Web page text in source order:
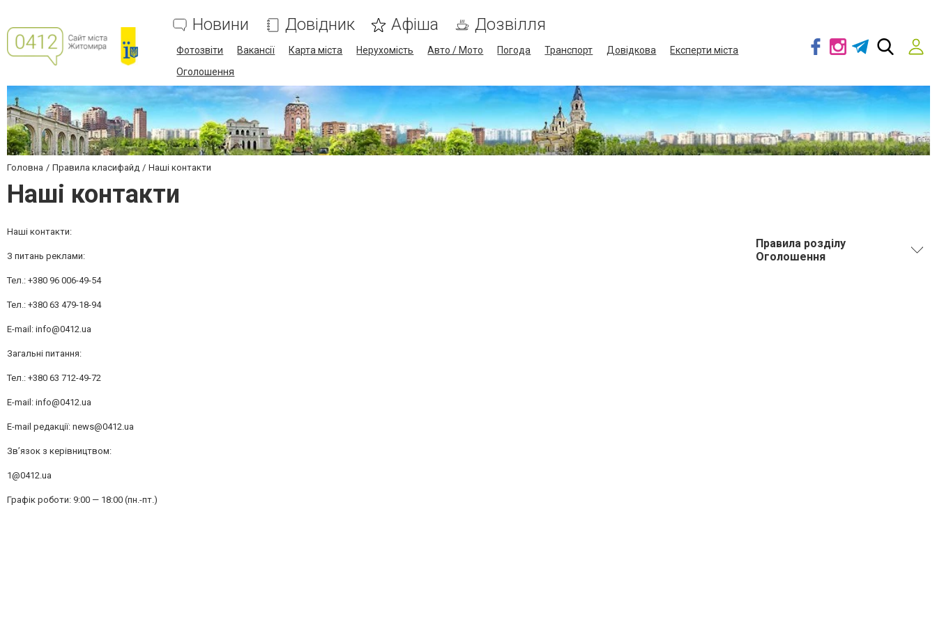
Новини Довідник Афіша Дозвілля
Фотозвіти Вакансії Карта міста Нерухомість Авто / Мото Погода Транспорт Довідкова
Експерти міста
Оголошення
Головна Правила класифайд Наші контакти
Наші контакти
Наші контакти:
З питань реклами:
Тел.: +380 96 006-49-54
Тел.: +380 63 479-18-94
E-mail: info@0412.ua
Загальні питання:
Тел.: +380 63 712-49-72
E-mail: info@0412.ua
E-mail редакції: news@0412.ua
Зв’язок з керівництвом:
1@0412.ua
Графік роботи: 9:00 — 18:00 (пн.-пт.)
Правила розділу
Оголошення